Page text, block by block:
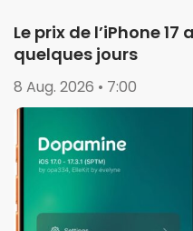
Le prix de l’iPhone
quelques jours
8 Aug. 2026 • 7:00